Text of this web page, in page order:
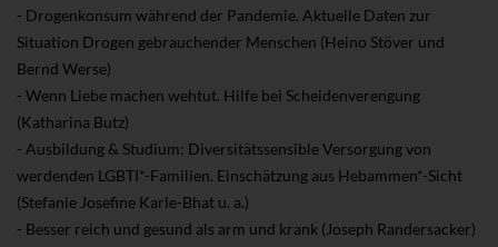
- Drogenkonsum während der Pandemie. Aktuelle Daten zur
Situation Drogen gebrauchender Menschen (Heino Stöver und
Bernd Werse)
- Wenn Liebe machen wehtut. Hilfe bei Scheidenverengung
(Katharina Butz)
- Ausbildung & Studium: Diversitätssensible Versorgung von
werdenden LGBTI*-Familien. Einschätzung aus Hebammen*-Sicht
(Stefanie Josefine Karle-Bhat u. a.)
- Besser reich und gesund als arm und krank (Joseph Randersacker)